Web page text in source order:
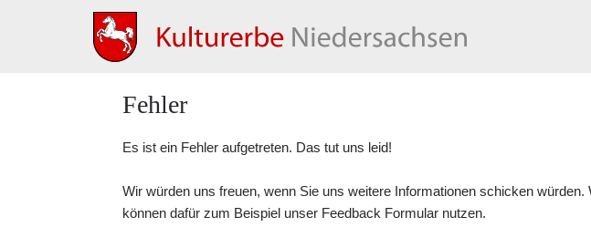
Fehler
Es ist ein Fehler aufgetreten. Das tut uns leid!
Wir würden uns freuen, wenn Sie uns weitere Informationen schicken
können dafür zum Beispiel unser Feedback Formular nutzen.